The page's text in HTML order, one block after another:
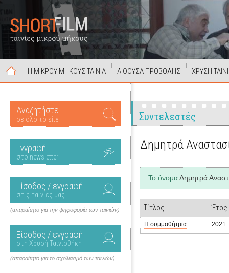
Η ΜΙΚΡΟΥ ΜΗΚΟΥΣ ΤΑΙΝΙΑ ΑΙΘΟΥΣΑ ΠΡΟΒΟΛΗΣ ΧΡΥΣΗ
Αναζητήστε
σε όλο το site
Εγγραφή
στο newsletter
Είσοδος / εγγραφή
στις ταινίες μας
(απαραίτητο για την ψηφοφορία των ταινιών)
Είσοδος / εγγραφή
στη Χρυσή Ταινιοθήκη
(απαραίτητο για το σχολιασμό των ταινιών)
Συντελεστές
Δημητρά
Το όνομαΔημητρά
Τίτλος Έτος
Η συμμαθήτρια 2021